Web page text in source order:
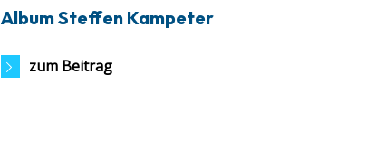
Album Steffen Kampeter
zum Beitrag